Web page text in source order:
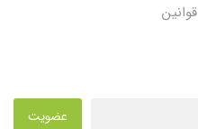
قوانین
عضویت